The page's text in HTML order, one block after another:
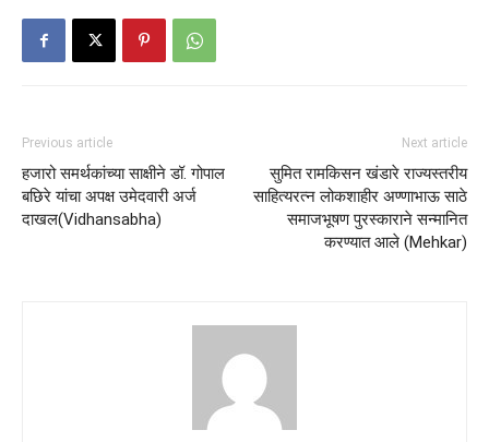
Previous article
हजारो समर्थकांच्या साक्षीने डॉ. गोपाल
बछिरे यांचा अपक्ष उमेदवारी अर्ज
दाखल(Vidhansabha)
Next article
सुमित रामकिसन खंडारे राज्यस्तरीय
साहित्यरत्न लोकशाहीर अण्णाभाऊ साठे
समाजभूषण पुरस्काराने सन्मानित
करण्यात आले (Mehkar)